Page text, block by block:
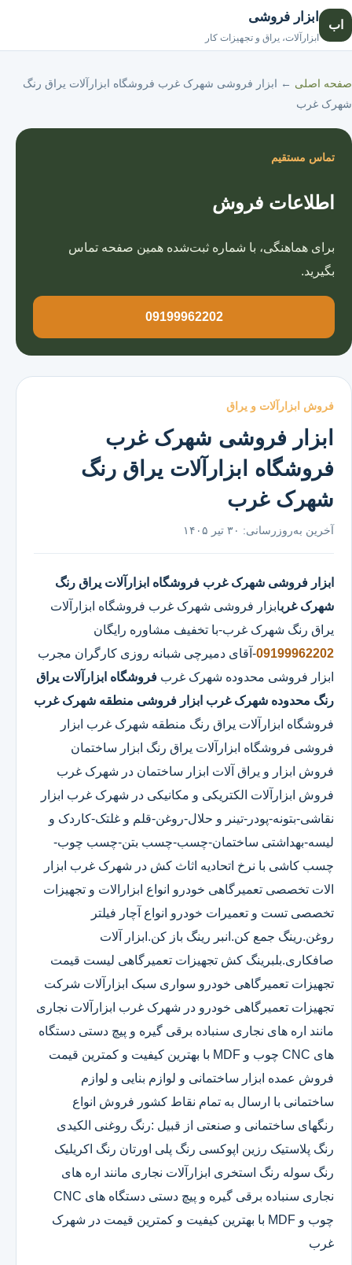
اب
ابزار فروشی
ابزارآلات، یراق و تجهیزات کار
صفحه اصلی ← ابزار فروشی شهرک غرب فروشگاه ابزارآلات یراق رنگ
شهرک غرب
فروش ابزارآلات و یراق
ابزار فروشی شهرک غرب
فروشگاه ابزارآلات یراق رنگ
شهرک غرب
آخرین به‌روزرسانی: ۳۰ تیر ۱۴۰۵
ابزار فروشی شهرک غرب فروشگاه ابزارآلات یراق رنگ
شهرک غربابزار فروشی شهرک غرب فروشگاه ابزارآلات
یراق رنگ شهرک غرب-با تخفیف مشاوره رایگان
09199962202-آقای دمیرچی شبانه روزی کارگران مجرب
ابزار فروشی محدوده شهرک غرب فروشگاه ابزارآلات یراق
رنگ محدوده شهرک غرب ابزار فروشی منطقه شهرک غرب
فروشگاه ابزارآلات یراق رنگ منطقه شهرک غرب ابزار
فروشی فروشگاه ابزارآلات یراق رنگ ابزار ساختمان
فروش ابزار و یراق آلات ابزار ساختمان در شهرک غرب
فروش ابزارآلات الکتریکی و مکانیکی در شهرک غرب ابزار
نقاشی-بتونه-پودر-تینر و حلال-روغن-قلم و غلتک-کاردک و
لیسه-بهداشتی ساختمان-چسب-چسب بتن-چسب چوب-
چسب کاشی با نرخ اتحادیه اثاث کش در شهرک غرب ابزار
الات تخصصی تعمیرگاهی خودرو انواع ابزارالات و تجهیزات
تخصصی تست و تعمیرات خودرو انواع آچار فیلتر
روغن.رینگ جمع کن.انبر رینگ باز کن.ابزار آلات
صافکاری.بلبرینگ کش تجهیزات تعمیرگاهی لیست قیمت
تجهیزات تعمیرگاهی خودرو سواری سبک ابزارآلات شرکت
تجهیزات تعمیرگاهی خودرو در شهرک غرب ابزارآلات نجاری
مانند اره های نجاری سنباده برقی گیره و پیچ دستی دستگاه
های CNC چوب و MDF با بهترین کیفیت و کمترین قیمت
فروش عمده ابزار ساختمانی و لوازم بنایی و لوازم
ساختمانی با ارسال به تمام نقاط کشور فروش انواع
رنگهای ساختمانی و صنعتی از قبیل :رنگ روغنی الکیدی
رنگ پلاستیک رزین اپوکسی رنگ پلی اورتان رنگ اکریلیک
رنگ سوله رنگ استخری ابزارآلات نجاری مانند اره های
نجاری سنباده برقی گیره و پیچ دستی دستگاه های CNC
چوب و MDF با بهترین کیفیت و کمترین قیمت در شهرک
غرب
تماس مستقیم
اطلاعات فروش
برای هماهنگی، با شماره ثبت‌شده همین صفحه تماس
بگیرید.
09199962202